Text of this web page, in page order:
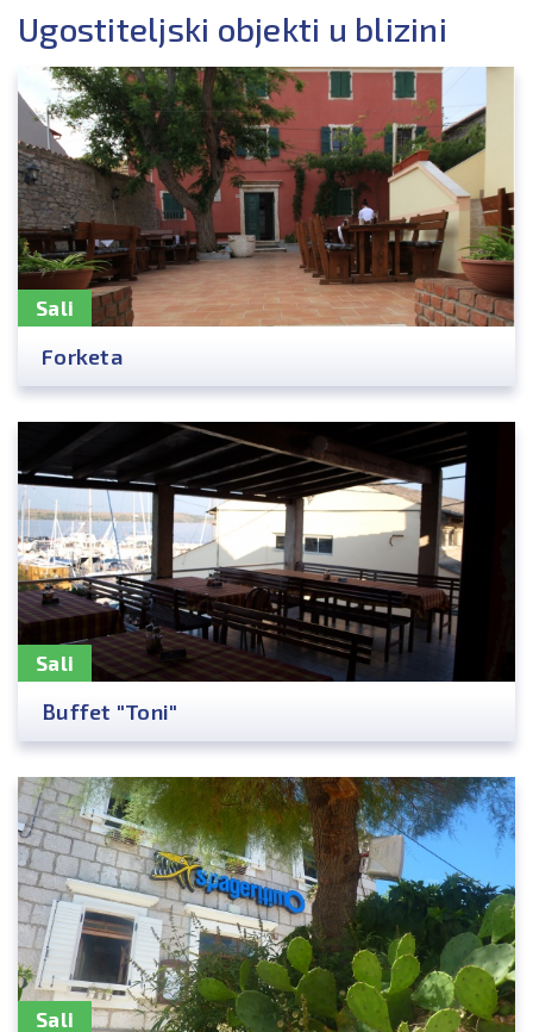
Ugostiteljski objekti u blizini
Sali
Forketa
Sali
Buffet "Toni"
Sali